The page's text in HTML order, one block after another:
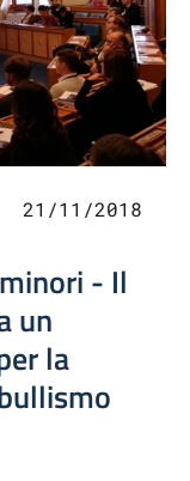
21/11/2018
- Il
un
la